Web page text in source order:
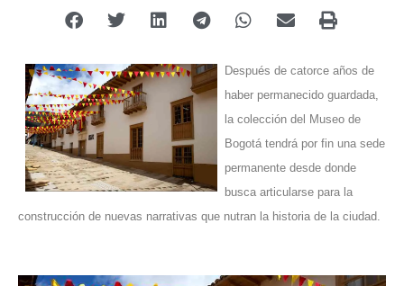
Después de catorce años de
haber permanecido guardada,
la colección del Museo de
Bogotá tendrá por fin una sede
permanente desde donde
busca articularse para la
construcción de nuevas narrativas que nutran la historia de la ciudad.